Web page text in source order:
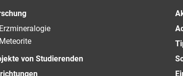
Erzmineralogie
Meteorite
von Studierenden